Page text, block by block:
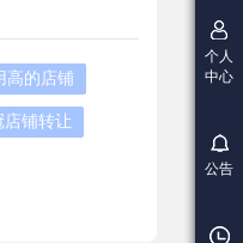
高的店铺
店铺转让
个人
中心
公告